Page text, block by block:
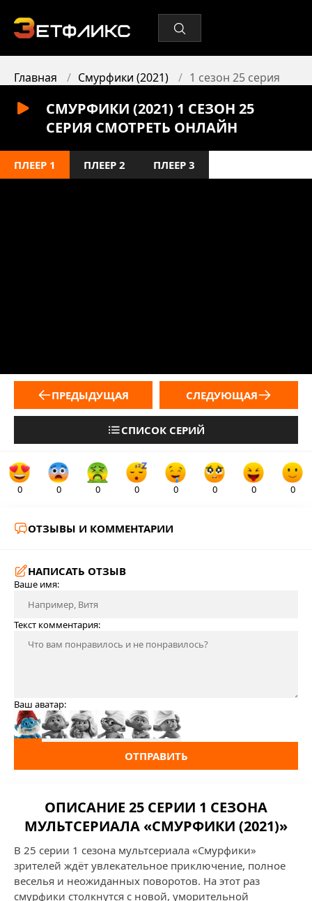
Главная Смурфики (2021) 1 сезон 25 серия
СМУРФИКИ (2021) 1 СЕЗОН 25
СЕРИЯ СМОТРЕТЬ ОНЛАЙН
ПЛЕЕР 1 ПЛЕЕР 2 ПЛЕЕР 3
ПРЕДЫДУЩАЯ
СПИСОК СЕРИЙ
СЛЕДУЮЩАЯ
0 0 0 0 0 0 0 0
ОТЗЫВЫ И КОММЕНТАРИИ
НАПИСАТЬ ОТЗЫВ
Ваше имя:
Текст комментария:
Ваш аватар:
ОТПРАВИТЬ
ОПИСАНИЕ 25 СЕРИИ 1 СЕЗОНА
МУЛЬТСЕРИАЛА «СМУРФИКИ (2021)»
В 25 серии 1 сезона мультсериала «Смурфики»
зрителей ждёт увлекательное приключение, полное
веселья и неожиданных поворотов. На этот раз
смурфики столкнутся с новой, уморительной